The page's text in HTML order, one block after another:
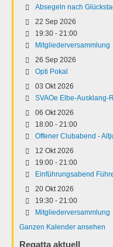
Absegeln nach
22 Sep 2026
19:30 - 21:00
Mitgliederversammlung
26 Sep 2026
Opti Pokal
03 Okt 2026
SVAOe Elbe-Ausklang-
06 Okt 2026
18:00 - 21:00
Offener Clubabend -
12 Okt 2026
19:00 - 21:00
Einführungsabend
20 Okt 2026
19:30 - 21:00
Mitgliederversammlung
Ganzen Kalender ansehen
Regatta aktuell